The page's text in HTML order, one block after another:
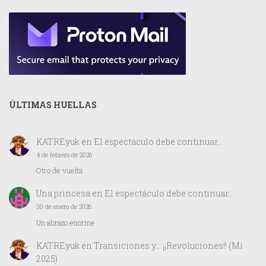
ÚLTIMAS HUELLAS
KATREyuk en El espectáculo debe continuar…
4 de febrero de 2026
Otro de vuelta
Una princesaen El espectáculo debe continuar…
30 de enero de 2026
Un abrazo enorme
KATREyuken Transiciones y… ¡¡Revoluciones!! (Mi
2025)